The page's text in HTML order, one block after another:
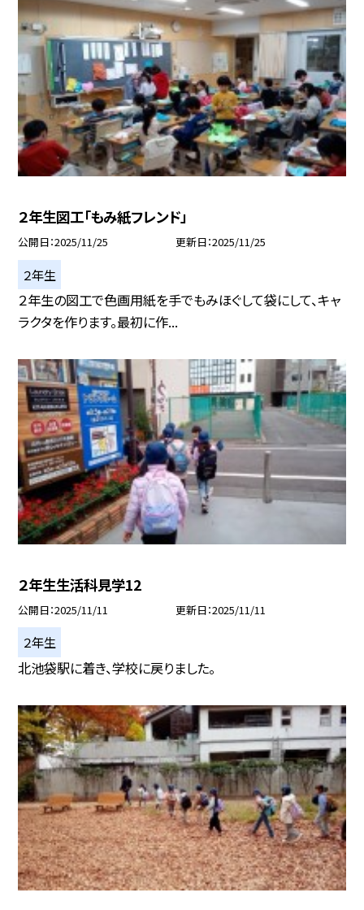
２年生図工「もみ紙フレンド」
公開日 2025/11/25 更新日 2025/11/25
２年生
２年生の図工で色画用紙を手でもみほぐして袋にして、キャ
ラクタを作ります。最初に作...
２年生生活科見学12
公開日 2025/11/11 更新日 2025/11/11
２年生
北池袋駅に着き、学校に戻りました。